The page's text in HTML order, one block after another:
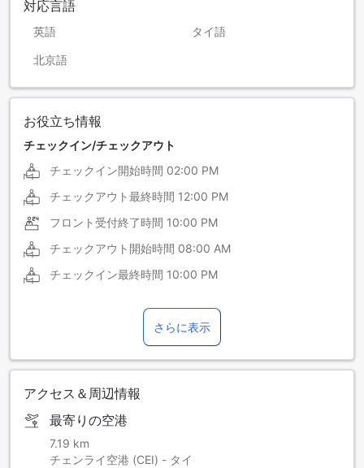
対応言語
英語 タイ語
北京語
お役立ち情報
チェックイン/チェックアウト
チェックイン開始時間 02:00 PM
チェックアウト最終時間 12:00 PM
フロント受付終了時間 10:00 PM
チェックアウト開始時間 08:00 AM
チェックイン最終時間 10:00 PM
さらに表示
アクセス＆周辺情報
最寄りの空港
7.19 km
チェンライ空港 (CEI) - タイ